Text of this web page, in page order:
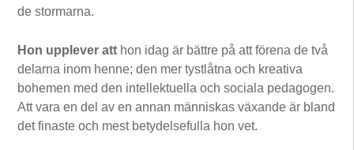
de stormarna.
Hon upplever att hon idag är bättre på att förena de två
delarna inom henne; den mer tystlåtna och kreativa
bohemen med den intellektuella och sociala pedagogen.
Att vara en del av en annan människas växande är bland
det finaste och mest betydelsefulla hon vet.